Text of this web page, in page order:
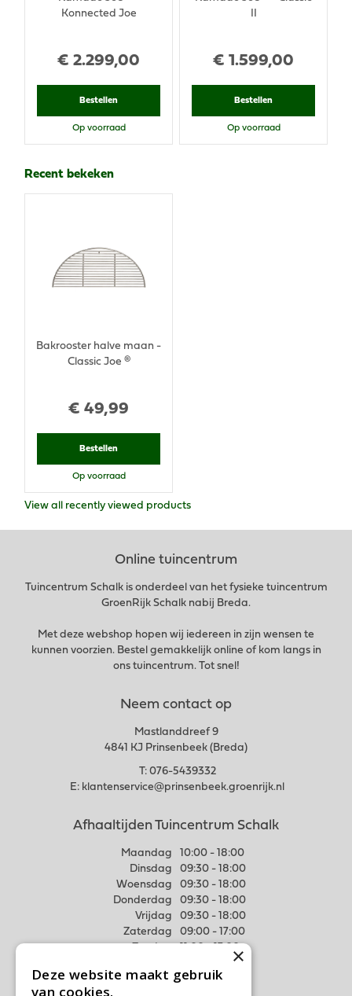
€ 2.299,00
Konnected Joe
Bestellen
Op voorraad
€ 1.599,00
Bestellen
Op voorraad
Recent bekeken
€ 49,99
Bakrooster halve maan -
Classic Joe ®
Bestellen
Op voorraad
View all recently viewed products
Online tuincentrum
Tuincentrum Schalk is onderdeel van het fysieke tuincentrum
GroenRijk Schalk nabij Breda.
Met deze webshop hopen wij iedereen in zijn wensen te
kunnen voorzien. Bestel gemakkelijk online of kom langs in
ons tuincentrum. Tot snel!
Neem contact op
Mastlanddreef 9
4841 KJ Prinsenbeek (Breda)
T: 076-5439332
E: klantenservice@prinsenbeek.groenrijk.nl
Afhaaltijden Tuincentrum Schalk
Maandag
10:00 - 18:00
Dinsdag
09:30 - 18:00
Woensdag
09:30 - 18:00
Donderdag
09:30 - 18:00
Vrijdag
09:30 - 18:00
Zaterdag
09:00 - 17:00
Meer weten
×
Deze website maakt gebruik
van cookies.